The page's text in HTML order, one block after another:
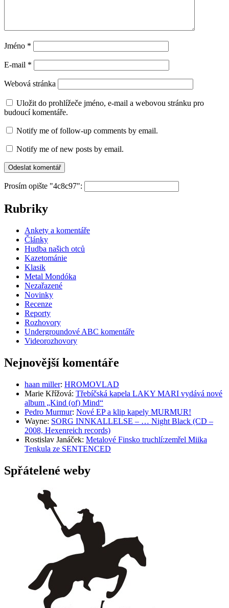
Jméno *
E-mail *
Webová stránka
Uložit do prohlížeče jméno, e-mail a webovou stránku pro
budoucí komentáře.
Notify me of follow-up comments by email.
Notify me of new posts by email.
Prosím opište "4c8c97":
Rubriky
Ankety a komentáře
Články
Hudba našich otců
Kazetománie
Klasik
Metal Mondóka
Nezařazené
Novinky
Recenze
Reporty
Rozhovory
Undergroundové ABC komentáře
Videorozhovory
Nejnovější komentáře
haan miller: HROMOVLAD
Marie Křížová: Třebíčská kapela LAKY MARI vydává nové
album „Kind (of) Mind“
Pedro Murmur: Nové EP a klip kapely MURMUR!
Wayne: SORG INNKALLELSE – … Night Black (CD –
2008, Hexenreich records)
Rostislav Janáček: Metalové Finsko truchlí:zemřel Miika
Tenkula ze SENTENCED
Spřátelené weby